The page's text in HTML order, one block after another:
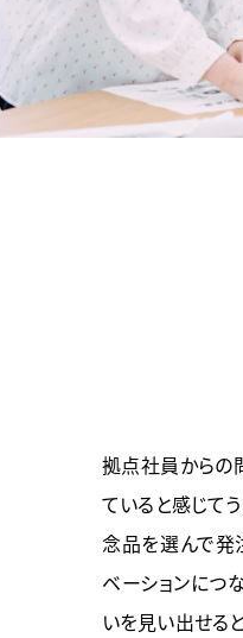
拠点社員からの
ていると感じて
念品を選んで発
ベーションにつ
いを見い出せる